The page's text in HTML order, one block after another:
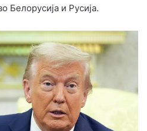
Белорусија и Русија.